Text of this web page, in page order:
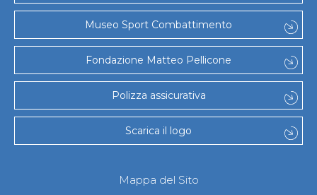
Museo Sport Combattimento
Fondazione Matteo Pellicone
Polizza assicurativa
Scarica il logo
Mappa del Sito